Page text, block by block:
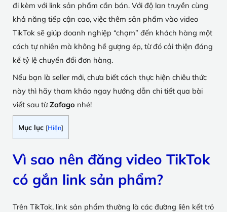
đi kèm với link sản phẩm cần bán. Với độ lan truyền cùng
khả năng tiếp cận cao, việc thêm sản phẩm vào video
TikTok sẽ giúp doanh nghiệp “chạm” đến khách hàng một
cách tự nhiên mà không hề gượng ép, từ đó cải thiện đáng
kể tỷ lệ chuyển đổi đơn hàng.
Nếu bạn là seller mới, chưa biết cách thực hiện chiêu thức
này thì hãy tham khảo ngay hướng dẫn chi tiết qua bài
viết sau từZafago nhé!
Mục lục [Hiện]
Vì sao nên đăng video TikTok
có gắn link sản phẩm?
Trên TikTok, link sản phẩm thường là các đường liên kết trỏ